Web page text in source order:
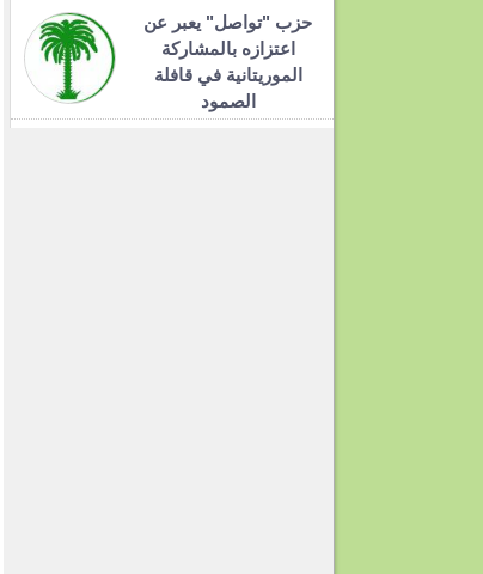
حزب "تواصل" يعبر عن
اعتزازه بالمشاركة
الموريتانية في قافلة
الصمود